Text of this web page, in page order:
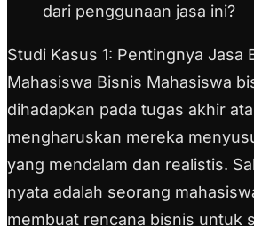
dari penggunaan jasa ini?
Studi Kasus 1: Pentingnya Jasa
Mahasiswa Bisnis Mahasiswa
dihadapkan pada tugas akhir
mengharuskan mereka
yang mendalam dan realistis.
nyata adalah seorang
membuat rencana bisnis untuk